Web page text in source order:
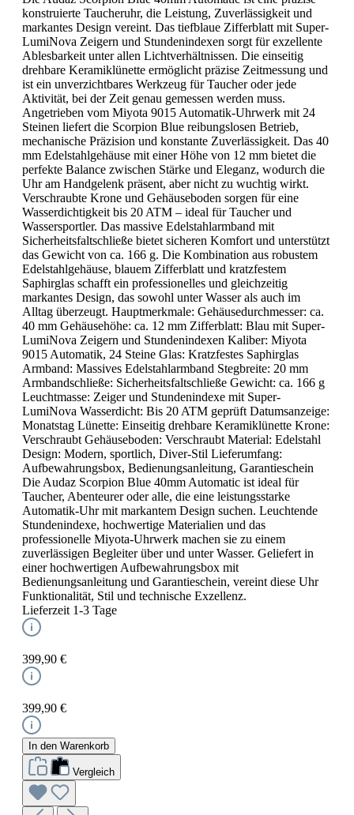
konstruierte Taucheruhr, die Leistung, Zuverlässigkeit und
markantes Design vereint. Das tiefblaue Zifferblatt mit Super-
LumiNova Zeigern und Stundenindexen sorgt für exzellente
Ablesbarkeit unter allen Lichtverhältnissen. Die einseitig
drehbare Keramiklünette ermöglicht präzise Zeitmessung und
ist ein unverzichtbares Werkzeug für Taucher oder jede
Aktivität, bei der Zeit genau gemessen werden muss.
Angetrieben vom Miyota 9015 Automatik-Uhrwerk mit 24
Steinen liefert die Scorpion Blue reibungslosen Betrieb,
mechanische Präzision und konstante Zuverlässigkeit. Das 40
mm Edelstahlgehäuse mit einer Höhe von 12 mm bietet die
perfekte Balance zwischen Stärke und Eleganz, wodurch die
Uhr am Handgelenk präsent, aber nicht zu wuchtig wirkt.
Verschraubte Krone und Gehäuseboden sorgen für eine
Wasserdichtigkeit bis 20 ATM – ideal für Taucher und
Wassersportler. Das massive Edelstahlarmband mit
Sicherheitsfaltschließe bietet sicheren Komfort und unterstützt
das Gewicht von ca. 166 g. Die Kombination aus robustem
Edelstahlgehäuse, blauem Zifferblatt und kratzfestem
Saphirglas schafft ein professionelles und gleichzeitig
markantes Design, das sowohl unter Wasser als auch im
Alltag überzeugt. Hauptmerkmale: Gehäusedurchmesser: ca.
40 mm Gehäusehöhe: ca. 12 mm Zifferblatt: Blau mit Super-
LumiNova Zeigern und Stundenindexen Kaliber: Miyota
9015 Automatik, 24 Steine Glas: Kratzfestes Saphirglas
Armband: Massives Edelstahlarmband Stegbreite: 20 mm
Armbandschließe: Sicherheitsfaltschließe Gewicht: ca. 166 g
Leuchtmasse: Zeiger und Stundenindexe mit Super-
LumiNova Wasserdicht: Bis 20 ATM geprüft Datumsanzeige:
Monatstag Lünette: Einseitig drehbare Keramiklünette Krone:
Verschraubt Gehäuseboden: Verschraubt Material: Edelstahl
Design: Modern, sportlich, Diver-Stil Lieferumfang:
Aufbewahrungsbox, Bedienungsanleitung, Garantieschein
Die Audaz Scorpion Blue 40mm Automatic ist ideal für
Taucher, Abenteurer oder alle, die eine leistungsstarke
Automatik-Uhr mit markantem Design suchen. Leuchtende
Stundenindexe, hochwertige Materialien und das
professionelle Miyota-Uhrwerk machen sie zu einem
zuverlässigen Begleiter über und unter Wasser. Geliefert in
einer hochwertigen Aufbewahrungsbox mit
Bedienungsanleitung und Garantieschein, vereint diese Uhr
Funktionalität, Stil und technische Exzellenz.
Lieferzeit 1-3 Tage
399,90 €
399,90 €
In den Warenkorb
Vergleich